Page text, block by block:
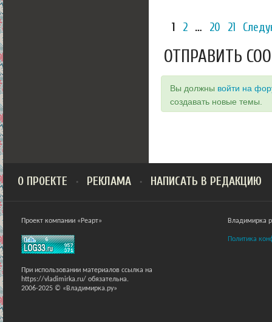
1 2 … 20 21
ОТПРАВИТЬ
Вы должны войти на
создавать новые темы.
О ПРОЕКТЕ РЕКЛАМА НАПИСАТЬ В РЕДАКЦИЮ
Проект компании «Реарт»
При использовании материалов ссылка на
https://vladimirka.ru/ обязательна.
2006-2025 © «Владимирка.ру»
Владимирка
Политика